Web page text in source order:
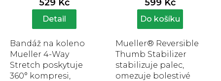
je
hvězdiček.
529 Kč
Detail
Bandáž na koleno
Mueller 4-Way
Stretch poskytuje
360° kompresi,
je
5,0
hvězdiček.
599 Kč
Do košíku
Mueller® Reversible
Thumb Stabilizer
stabilizuje palec,
omezuje bolestivé